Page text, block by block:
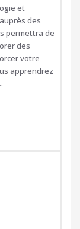
et
des
permettra de
des
votre
apprendrez